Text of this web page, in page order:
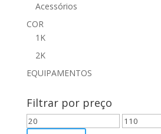
Acessórios
COR
1K
2K
EQUIPAMENTOS
Filtrar por preço
Preço
Preço